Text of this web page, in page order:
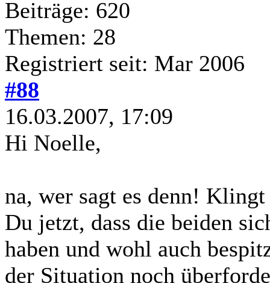
Beiträge: 620
Themen: 28
Registriert seit: Mar 2006
#88
16.03.2007, 17:09
Hi Noelle,
na, wer sagt es denn!
Du jetzt, dass die beiden
haben und wohl auch
der Situation noch